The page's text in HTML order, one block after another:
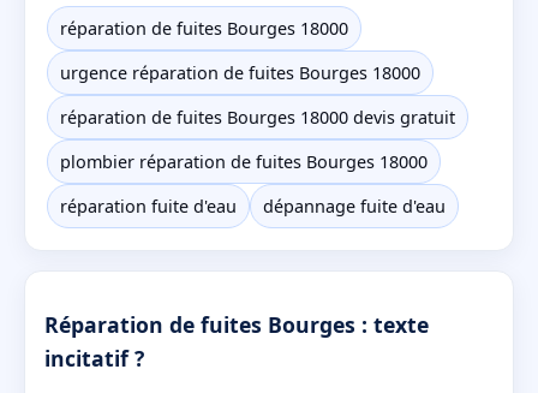
réparation de fuites Bourges 18000
urgence réparation de fuites Bourges 18000
réparation de fuites Bourges 18000 devis gratuit
plombier réparation de fuites Bourges 18000
réparation fuite d'eau
dépannage fuite d'eau
Réparation de fuites Bourges : texte
incitatif ?